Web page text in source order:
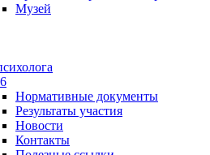
Музей
Нормативные документы
Результаты участия
Новости
Контакты